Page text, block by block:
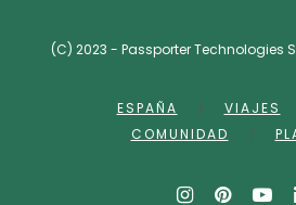
(C) 2023 - Passporter Technologies
ESPAÑA VIAJES
COMUNIDAD